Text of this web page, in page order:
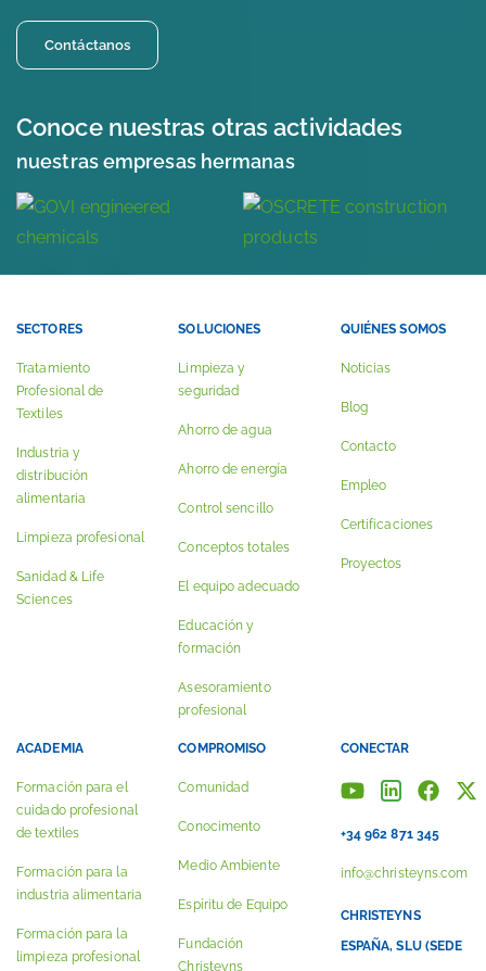
Contáctanos
Conoce nuestras otras actividades
nuestras empresas hermanas
SECTORES
Tratamiento
Profesional de
Textiles
Industria y
distribución
alimentaria
Limpieza profesional
Sanidad & Life
Sciences
SOLUCIONES
Limpieza y
seguridad
Ahorro de agua
Ahorro de energía
Control sencillo
Conceptos totales
El equipo adecuado
Educación y
formación
Asesoramiento
profesional
QUIÉNES SOMOS
Noticias
Blog
Contacto
Empleo
Certificaciones
Proyectos
ACADEMIA
Formación para el
cuidado profesional
de textiles
Formación para la
industria alimentaria
Formación para la
limpieza profesional
COMPROMISO
Comunidad
Conocimento
Medio Ambiente
Espíritu de Equipo
Fundación
Christeyns
CONECTAR
+34 962 871 345
info@christeyns.com
CHRISTEYNS
ESPAÑA, SLU (SEDE